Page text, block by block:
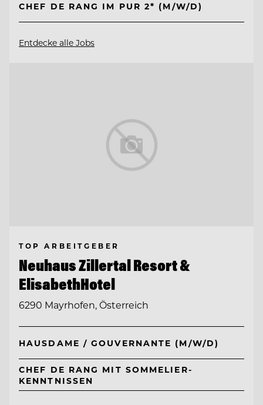
CHEF DE RANG IM PUR 2* (M/W/D)
Entdecke alle Jobs
TOP ARBEITGEBER
Neuhaus Zillertal Resort &
ElisabethHotel
6290 Mayrhofen, Österreich
HAUSDAME / GOUVERNANTE (M/W/D)
CHEF DE RANG MIT SOMMELIER-
KENNTNISSEN